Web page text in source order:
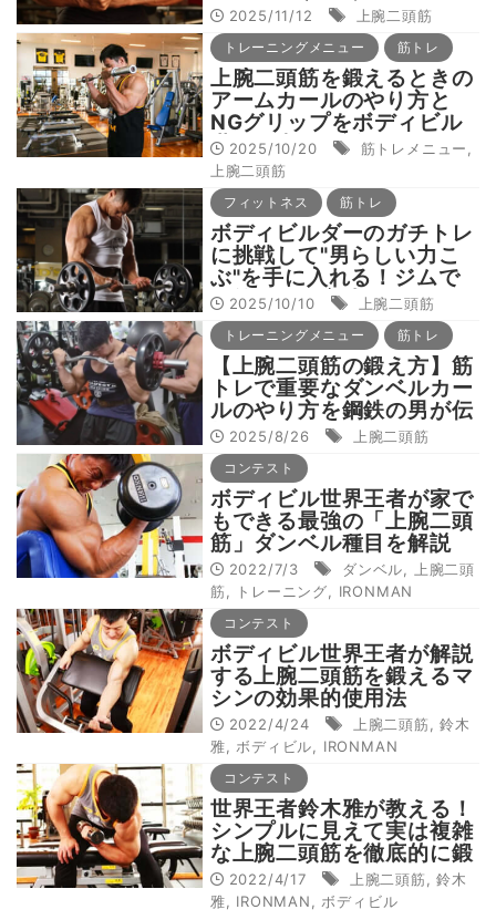
さの作り方、腕のアウトラ
イン強化法とは
2025/11/12 上腕二頭筋
トレーニングメニュー 筋トレ
上腕二頭筋を鍛えるときの
アームカールのやり方と
NGグリップをボディビル
世界王者が解説！
2025/10/20 筋トレメニュー
上腕二頭筋
フィットネス 筋トレ
ボディビルダーのガチトレ
に挑戦して"男らしい力こ
ぶ"を手に入れる！ジムで
の筋トレを実践！
2025/10/10 上腕二頭筋
トレーニングメニュー 筋トレ
【上腕二頭筋の鍛え方】筋
トレで重要なダンベルカー
ルのやり方を鋼鉄の男が伝
授2025/8/26 上腕二頭筋
コンテスト
ボディビル世界王者が家で
もできる最強の「上腕二頭
筋」ダンベル種目を解説
2022/7/3 ダンベル
上腕二頭
筋
トレーニング IRONMAN
コンテスト
ボディビル世界王者が解説
する上腕二頭筋を鍛えるマ
シンの効果的使用法
2022/4/24 上腕二頭筋 ,鈴木
雅
ボディビル IRONMAN
コンテスト
世界王者鈴木雅が教える！
シンプルに見えて実は複雑
な上腕二頭筋を徹底的に鍛
える2022/4/17 上腕二頭筋 ,鈴木
雅
IRONMAN ボディビル